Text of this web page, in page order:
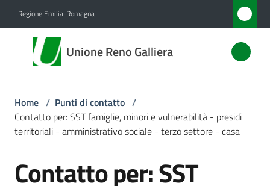
Regione Emilia-Romagna
Unione Reno Galliera
Unione
Reno
Amministrazione
Novità
Home / Punti di contatto /
Contatto per: SST famiglie, minori e vulnerabilità - presidi
territoriali - amministrativo sociale - terzo settore - casa
Salta al contenuto
Contatto per: SST